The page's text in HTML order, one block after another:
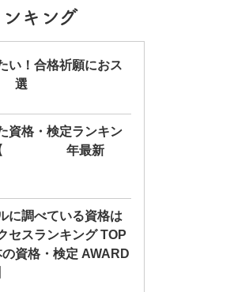
キング
い！合格祈願におス
選
資格・検定ランキン
2026年最新
に調べている資格は
セスランキング TOP
資格・検定 AWARD